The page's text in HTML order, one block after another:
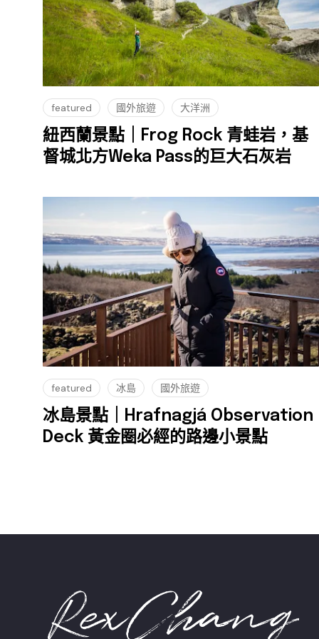
featured 國外旅遊 大洋洲
紐西蘭景點｜Frog Rock 青蛙岩，基
督城北方Weka Pass的巨大石灰岩
featured 冰島 國外旅遊
冰島景點｜Hrafnagjá Observation
Deck 黃金圈必經的路邊小景點